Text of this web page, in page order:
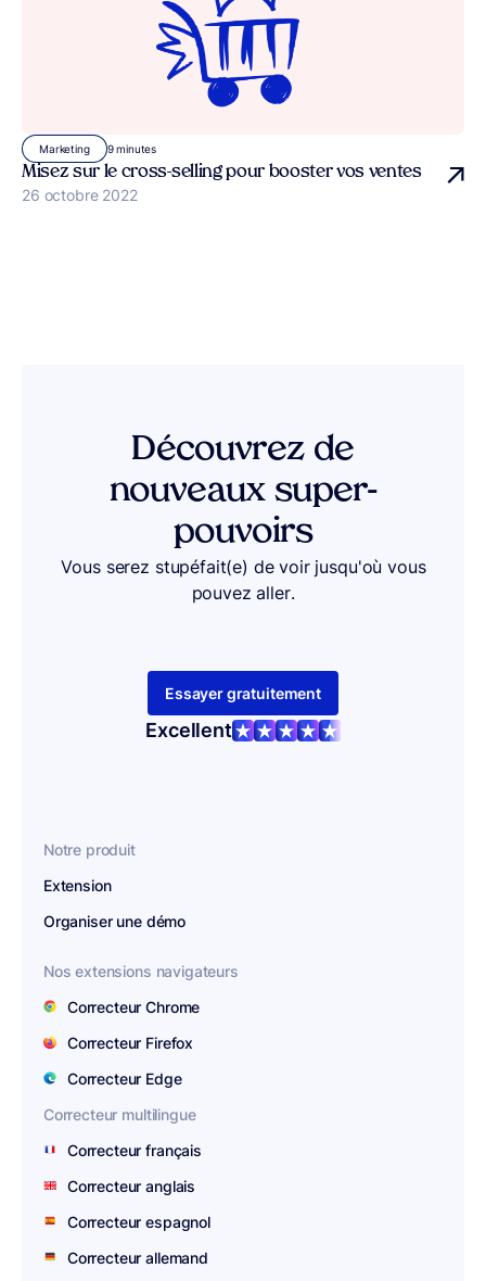
Marketing 9 minutes
Misez sur le cross-selling pour booster vos ventes
Publié le
26 octobre 2022
Découvrez de
nouveaux super-
pouvoirs
Vous serez stupéfait(e) de voir jusqu'où vous
pouvez aller.
Essayer gratuitement
Excellent
Notre produit
Extension
Organiser une démo
Nos extensions navigateurs
Correcteur Chrome
Correcteur Firefox
Correcteur Edge
Correcteur multilingue
Correcteur français
Correcteur anglais
Correcteur espagnol
Correcteur allemand